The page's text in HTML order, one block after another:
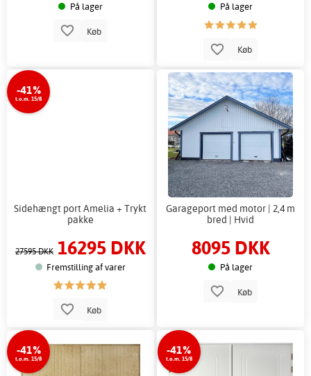
På lager
Køb
På lager
Køb
-41%
t.o.m. 15/8
Sidehængt port Amelia + Trykt
pakke
27595 DKK 16295 DKK
Fremstilling af varer
Køb
Garageport med motor | 2,4 m
bred | Hvid
8095 DKK
På lager
Køb
-41%
t.o.m. 15/8
-41%
t.o.m. 15/8